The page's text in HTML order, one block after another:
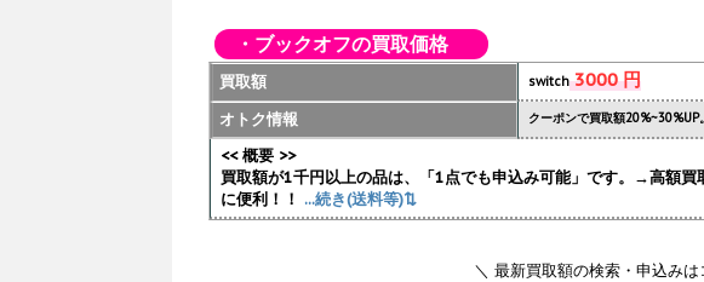
・ブックオフの買取価格
買取額 switch3000 円
オトク情報 クーポンで買取額20%~30%UP
<< 概要 >>
買取額が1千円以上の品は、「1点でも申込み可能」です。→高額買
に便利！！ ...続き(送料等)⇅
＼ 最新買取額の検索・申込みは